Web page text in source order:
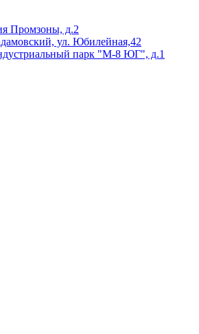
Промзоны, д.2
ул. Юбилейная,42
парк "М-8 ЮГ", д.1